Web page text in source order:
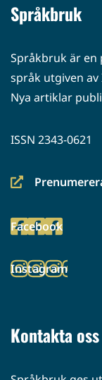
Språkbruk
Språkbruk är
språk utgiven
Nya artiklar
ISSN 2343-0621
(siirryt
palveluun)
Facebook
(siirryt
palveluun)
Instagram
(siirryt
Kontakta oss